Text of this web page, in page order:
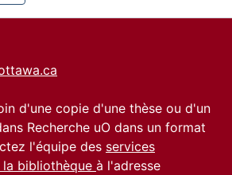
d'une copie d'une thèse ou d'un
Recherche uO dans un format
l'équipe des services
bibliothèque à l'adresse